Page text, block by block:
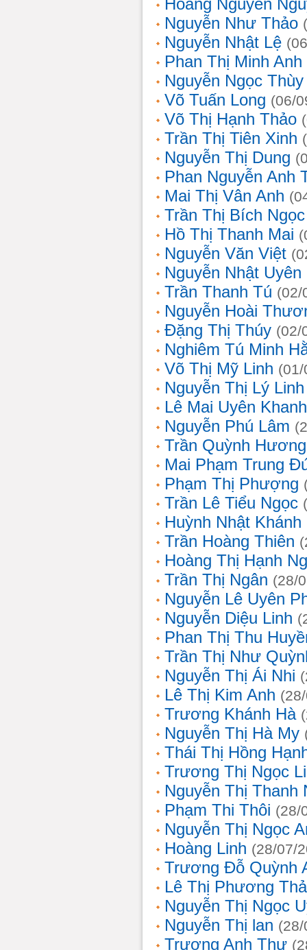
Hoàng Nguyễn
Nguyễn Như Thảo
Nguyễn Nhật Lệ
Phan Thị Minh Anh
Nguyễn Ngọc
Võ Tuấn Long (06/
Võ Thị Hạnh Thảo
Trần Thị Tiên Xinh
Nguyễn Thị Dung
Phan Nguyễn Anh
Mai Thị Vân Anh
Trần Thị Bích Ngọc
Hồ Thị Thanh Mai
Nguyễn Văn Việt
Nguyễn Nhật Uyên
Trần Thanh Tú (02/
Nguyễn Hoài
Đặng Thị Thúy (02/
Nghiêm Tú Minh
Võ Thị Mỹ Linh
Nguyễn Thị Lý Linh
Lê Mai Uyên Khanh
Nguyễn Phú Lâm
Trần Quỳnh Hương
Mai Phạm Trung
Phạm Thị Phượng
Trần Lê Tiểu Ngọc
Huỳnh Nhật Khánh
Trần Hoàng Thiên
Hoàng Thị Hạnh
Trần Thị Ngân (28/
Nguyễn Lê Uyên
Nguyễn Diệu Linh
Phan Thị Thu
Trần Thị Như
Nguyễn Thị Ái Nhi
Lê Thị Kim Anh
Trương Khánh Hà
Nguyễn Thị Hà My
Thái Thị Hồng
Trương Thị Ngọc
Nguyễn Thị Thanh
Phạm Thi Thôi (28/
Nguyễn Thị Ngọc
Hoàng Linh (28/07/
Trương Đỗ Quỳnh
Lê Thị Phương
Nguyễn Thị Ngọc
Nguyễn Thị lan
Trương Anh Thư